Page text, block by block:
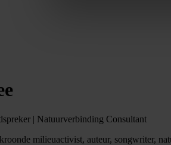
| Natuurverbinding Consultant
milieuactivist, auteur, songwriter,